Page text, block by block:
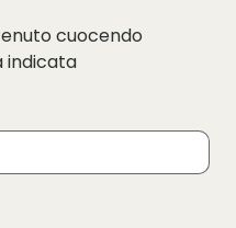
cuocendo
indicata